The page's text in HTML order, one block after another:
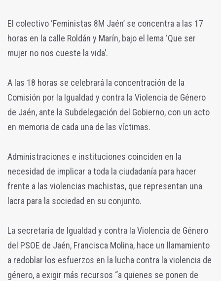
El colectivo ‘Feministas 8M Jaén’ se concentra a las 17
horas en la calle Roldán y Marín, bajo el lema ‘Que ser
mujer no nos cueste la vida’.
A las 18 horas se celebrará la concentración de la
Comisión por la Igualdad y contra la Violencia de Género
de Jaén, ante la Subdelegación del Gobierno, con un acto
en memoria de cada una de las víctimas.
Administraciones e instituciones coinciden en la
necesidad de implicar a toda la ciudadanía para hacer
frente a las violencias machistas, que representan una
lacra para la sociedad en su conjunto.
La secretaria de Igualdad y contra la Violencia de Género
del PSOE de Jaén, Francisca Molina, hace un llamamiento
a redoblar los esfuerzos en la lucha contra la violencia de
género, a exigir más recursos “a quienes se ponen de